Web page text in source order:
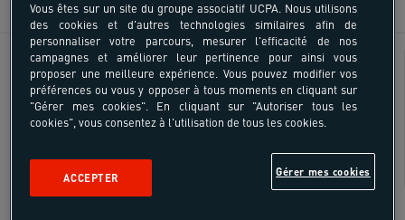
Kitesurf
SUR SITE
Âges
18 - 55 ans
Vous êtes sur un site du groupe associatif UCPA. Nous utilisons
des cookies et d'autres technologies similaires afin de
personnaliser votre parcours, mesurer l'efficacité de nos
campagnes et améliorer leur pertinence pour ainsi vous
proposer une meilleure expérience. Vous pouvez modifier vos
préférences ou vous y opposer à tous moments en cliquant sur
"Gérer mes cookies". En cliquant sur "Autoriser tous les
cookies", vous consentez à l'utilisation de tous les cookies.
Gérer mes cookies
ACCEPTER